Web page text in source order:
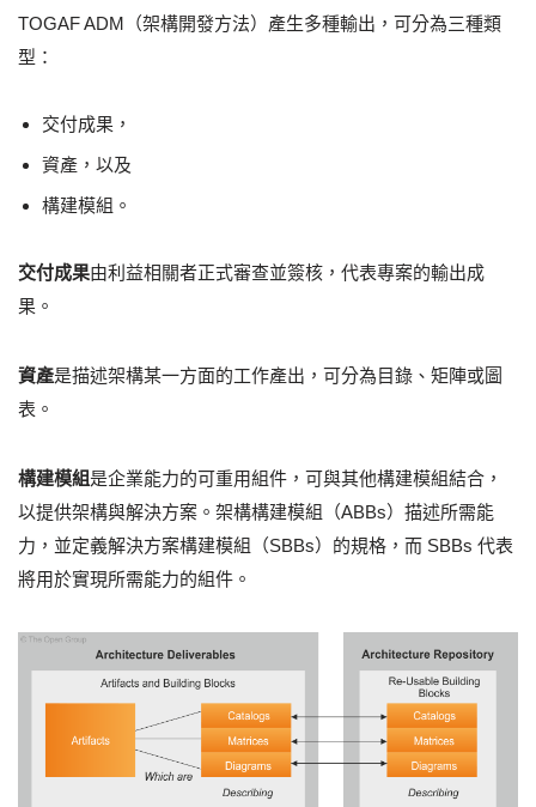
TOGAF ADM（架構開發方法）產生多種輸出，可分為三種類
型：
交付成果，
資產，以及
構建模組。
交付成果由利益相關者正式審查並簽核，代表專案的輸出成
果。
資產是描述架構某一方面的工作產出，可分為目錄、矩陣或圖
表。
構建模組是企業能力的可重用組件，可與其他構建模組結合，
以提供架構與解決方案。架構構建模組（ABBs）描述所需能
力，並定義解決方案構建模組（SBBs）的規格，而 SBBs 代表
將用於實現所需能力的組件。